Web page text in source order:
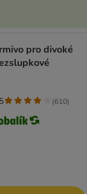
pro divoké
(610)